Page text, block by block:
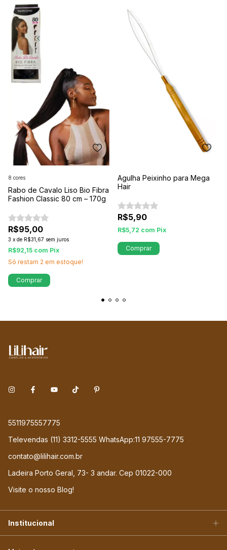
Rabo de Cavalo Liso Bio Fibra
Fashion Classic 80 cm – 170g
R$95,00
3 x de R$31,67 sem juros
R$92,15 com Pix
Só restam 2 em estoque!
8 cores
Comprar
Agulha Peixinho para Mega
Hair
R$5,90
R$5,72 com Pix
Comprar
5511975557775
Televendas (11) 3312-5555 WhatsApp:11 97555-7775
contato@lilihair.com.br
Ladeira Porto Geral, 73- 3 andar. Cep 01022-000
Visite o nosso Blog!
Institucional